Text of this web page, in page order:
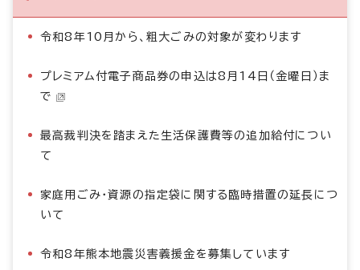
令和8年10月から、粗大ごみの対象が変わります
プレミアム付電子商品券の申込は8月14日（金曜日）ま
で
最高裁判決を踏まえた生活保護費等の追加給付につい
て
家庭用ごみ・資源の指定袋に関する臨時措置の延長につ
いて
令和8年熊本地震災害義援金を募集しています